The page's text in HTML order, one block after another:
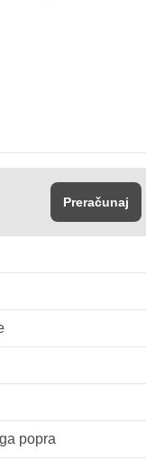
Preračunaj
popra